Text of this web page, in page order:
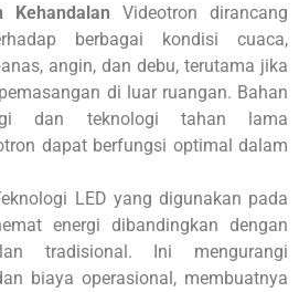
Kehandalan Videotron dirancang
berbagai kondisi cuaca,
angin, dan debu, terutama jika
di luar ruangan. Bahan
dan teknologi tahan lama
dapat berfungsi optimal dalam
LED yang digunakan pada
energi dibandingkan dengan
tradisional. Ini mengurangi
biaya operasional, membuatnya